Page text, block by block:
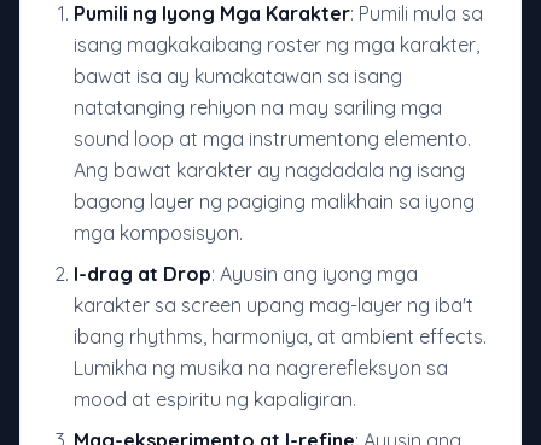
Pumili ng Iyong Mga Karakter: Pumili mula sa
isang magkakaibang roster ng mga karakter,
bawat isa ay kumakatawan sa isang
natatanging rehiyon na may sariling mga
sound loop at mga instrumentong elemento.
Ang bawat karakter ay nagdadala ng isang
bagong layer ng pagiging malikhain sa iyong
mga komposisyon.
I-drag at Drop: Ayusin ang iyong mga
karakter sa screen upang mag-layer ng iba't
ibang rhythms, harmoniya, at ambient effects.
Lumikha ng musika na nagrerefleksyon sa
mood at espiritu ng kapaligiran.